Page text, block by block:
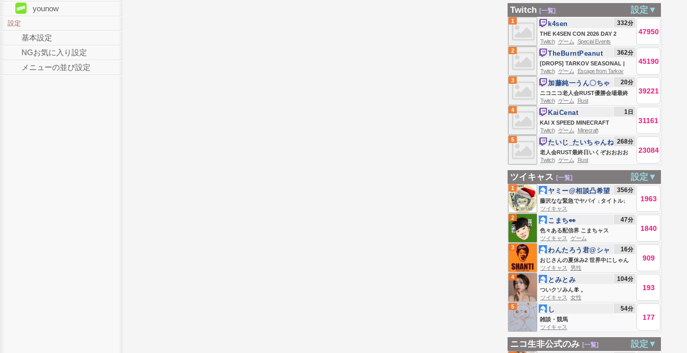
younow
設定
基本設定
NGお気に入り設定
メニューの並び設定
(Part 2)
Twitch [一覧] 設定▼
1
THE K4SEN CON 2026 DAY 2
k4sen 332分
47950
Twitch ゲーム Special Events
2
[DROPS] TARKOV SEASONAL |
DAY 6 | LABYRINTH + KORD
BREACH | HUTCHMF | SLUR
SATURDAY | #BUNGULATE
TheBurntPeanut 362分
45190
Twitch ゲーム
Escape from Tarkov
3
ニコニコ老人会RUST優勝会場最終
日
加藤純一うん〇ちゃ
ん
20分
39221
Twitch ゲーム
Rust
4
KAI X SPEED MINECRAFT
MARATHON BEATING ALL
BOSSES *HARDCORE* (Wither,
Warden, Elder Guardian, Ender
KaiCenat 1 日
31161
Twitch ゲーム
Minecraft
5
老人会RUST最終日いくぞおおおお
おおおおおお
たいじ_たいちゃんね
る
268分
23084
Twitch ゲーム Rust
ツイキャス [一覧] 設定▼
1
藤沢なな緊急でヤバイ ↓タイトル↓
ヤミー@相談凸希望
はLINEへ
356分
1963
ツイキャス
2
色々ある配信界 こまちャス
こまち👀 47分
1840
ツイキャス
ゲーム
3
おじさんの夏休み2 世界中にしゃん
てぃ言わせたい
わんたろう君@シャ
ンT101
16分
909
ツイキャス
男性
4
ついクソみん🪰 。
とみとみ 104分
193
ツイキャス
女性
5
雑談・競馬
し 54分
177
ツイキャス
ニコ生非公式のみ [一覧] 設定▼